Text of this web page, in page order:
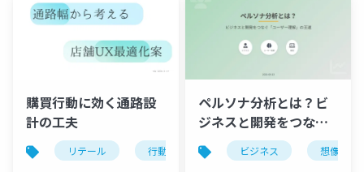
購買行動に効く通路設
計の工夫
リテール 行動心理学 店舗ux uxデザイン
ペルソナ分析とは？ビ
ジネスと開発をつなぐ
「ユーザー理解」の王
道
ビジネス 想像力